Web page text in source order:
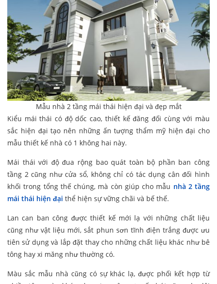
Mẫu nhà 2 tầng mái thái hiện đại và đẹp mắt
Kiểu mái thái có độ dốc cao, thiết kế đăng đối cùng với màu
sắc hiện đại tạo nên những ấn tượng thẩm mỹ hiện đại cho
mẫu thiết kế nhà có 1 không hai này.
Mái thái với độ đua rộng bao quát toàn bộ phần ban công
tầng 2 cũng như cửa sổ, không chỉ có tác dụng cân đối hình
khối trong tổng thế chúng, mà còn giúp cho mẫu nhà 2 tầng
mái thái hiện đại thể hiện sự vững chãi và bế thế.
Lan can ban công được thiết kế mới lạ với những chất liệu
cũng như vật liệu mới, sắt phun sơn tĩnh điện trắng được ưu
tiên sử dụng và lắp đặt thay cho những chất liệu khác như bê
tông hay xi măng như thường có.
Màu sắc mẫu nhà cũng có sự khác lạ, được phối kết hợp từ